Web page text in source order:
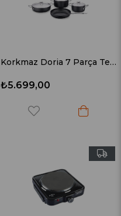
Korkmaz Doria 7 Parça Tencere Seti A2960
₺5.699,00